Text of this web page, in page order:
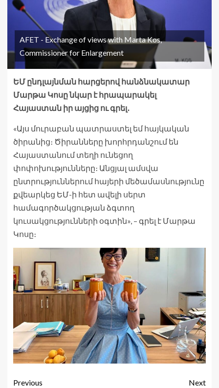
AFET - Exchange of views with Marta Kos,
Commissioner for Enlargement
ԵՄ ընդլայնման հարցերով հանձնակատար
Մարթա Կոսը նկար է հրապարակել
Հայաստան իր այցից ու գրել․
«Այս մուրաբան պատրաստել եմ հայկական
ծիրանից։ Ծիրանները խորհրդանշում են
Հայաստանում տեղի ունեցող
փոփոխությունները։ Անցյալ ամսվա
ընտրություններում հայերի մեծամասնությունը
քվեարկեց ԵՄ-ի հետ ավելի սերտ
համագործակցության ձգտող
կուսակցությունների օգտին», – գրել է Մարթա
Կոսը։
Previous
Next